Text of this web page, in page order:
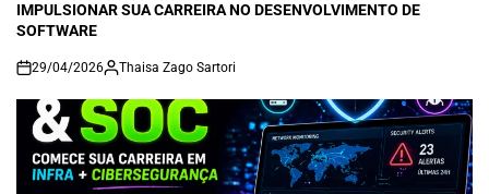
IMPULSIONAR SUA CARREIRA NO DESENVOLVIMENTO DE
SOFTWARE
on
29/04/2026 Thaisa Zago Sartori